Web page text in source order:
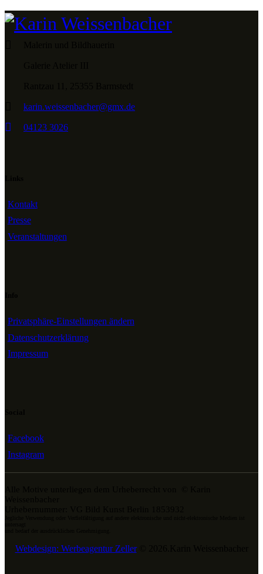
karin.weissenbacher@gmx.de
04123 3026
Kontakt
Presse
Veranstaltungen
Privatsphäre-Einstellungen ändern
Datenschutzerklärung
Impressum
Facebook
Instagram
Webdesign: Werbeagentur Zeller